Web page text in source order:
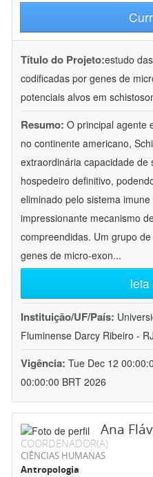
Título do Projeto:estudo
codificadas por genes de
potenciais alvos em
Resumo: O principal agente
no continente americano,
extraordinária capacidade de
hospedeiro definitivo,
eliminado pelo sistema
impressionante mecanismo
compreendidas. Um grupo
genes de micro-exon...
leia
Instituição/UF/País:
Fluminense Darcy Ribeiro -
Vigência: Tue Dec 12
00:00:00 BRT 2026
Ana
COORDENADOR(A)
CIÊNCIAS HUMANAS
Antropologia